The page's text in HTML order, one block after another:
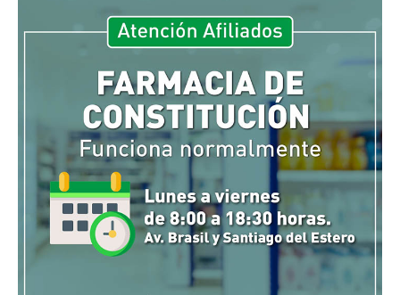
Camioneros solidarios
Galería de Delegaciones y Seccionales
Galería de videos
Videos de prevención
Noticias de Delegaciones y Seccionales